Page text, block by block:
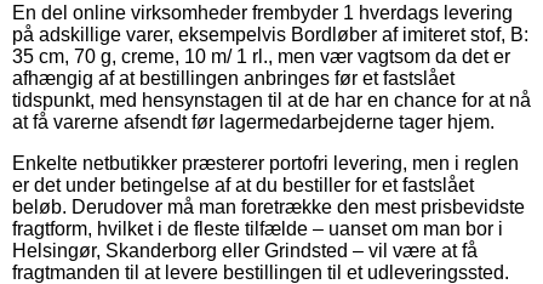
En del online virksomheder frembyder 1 hverdags levering
på adskillige varer, eksempelvis Bordløber af imiteret stof, B:
35 cm, 70 g, creme, 10 m/ 1 rl., men vær vagtsom da det er
afhængig af at bestillingen anbringes før et fastslået
tidspunkt, med hensynstagen til at de har en chance for at nå
at få varerne afsendt før lagermedarbejderne tager hjem.
Enkelte netbutikker præsterer portofri levering, men i reglen
er det under betingelse af at du bestiller for et fastslået
beløb. Derudover må man foretrække den mest prisbevidste
fragtform, hvilket i de fleste tilfælde – uanset om man bor i
Helsingør, Skanderborg eller Grindsted – vil være at få
fragtmanden til at levere bestillingen til et udleveringssted.